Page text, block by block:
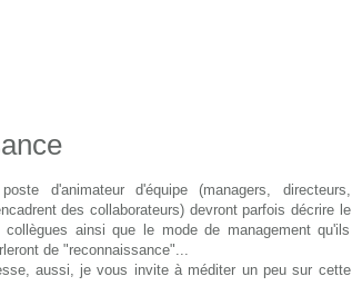
d'animateur d'équipe (managers, directeurs,
des collaborateurs) devront parfois décrire le
ainsi que le mode de management qu'ils
de "reconnaissance"...
aussi, je vous invite à méditer un peu sur cette